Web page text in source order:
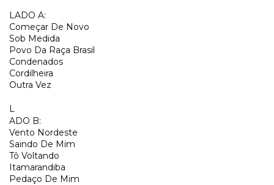
LADO A:
Começar De Novo
Sob Medida
Povo Da Raça Brasil
Condenados
Cordilheira
Outra Vez
L
ADO B:
Vento Nordeste
Saindo De Mim
Tô Voltando
Itamarandiba
Pedaço De Mim